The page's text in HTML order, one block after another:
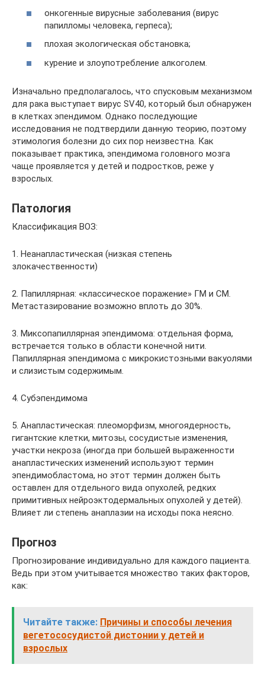
онкогенные вирусные заболевания (вирус
папилломы человека, герпеса);
плохая экологическая обстановка;
курение и злоупотребление алкоголем.
Изначально предполагалось, что спусковым механизмом
для рака выступает вирус SV40, который был обнаружен
в клетках эпендимом. Однако последующие
исследования не подтвердили данную теорию, поэтому
этимология болезни до сих пор неизвестна. Как
показывает практика, эпендимома головного мозга
чаще проявляется у детей и подростков, реже у
взрослых.
Патология
Классификация ВОЗ:
1. Неанапластическая (низкая степень
злокачественности)
2. Папиллярная: «классическое поражение» ГМ и СМ.
Метастазирование возможно вплоть до 30%.
3. Миксопапиллярная эпендимома: отдельная форма,
встречается только в области конечной нити.
Папиллярная эпендимома с микрокистозными вакуолями
и слизистым содержимым.
4. Субэпендимома
5. Анапластическая: плеоморфизм, многоядерность,
гигантские клетки, митозы, сосудистые изменения,
участки некроза (иногда при большей выраженности
анапластических изменений используют термин
эпендимобластома, но этот термин должен быть
оставлен для отдельного вида опухолей, редких
примитивных нейроэктодермальных опухолей у детей).
Влияет ли степень анаплазии на исходы пока неясно.
Прогноз
Прогнозирование индивидуально для каждого пациента.
Ведь при этом учитывается множество таких факторов,
как:
Читайте также: Причины и способы лечения
вегетососудистой дистонии у детей и
взрослых